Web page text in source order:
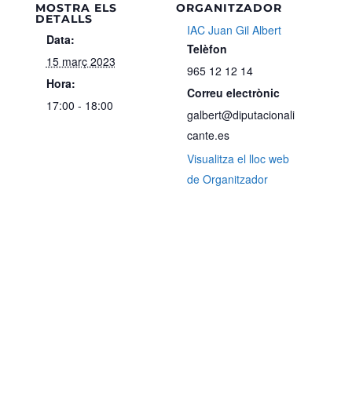
MOSTRA ELS
DETALLS
Data:
15 març 2023
Hora:
17:00 - 18:00
ORGANITZADOR
IAC Juan Gil Albert
Telèfon
965 12 12 14
Correu electrònic
galbert@diputacionali
cante.es
Visualitza el lloc web
de Organitzador